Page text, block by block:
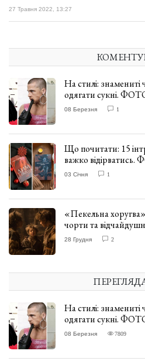
27 Травня 2022, 13:27
На стилі: знамениті
одягати сукні.
08 Березня 1
Що почитати: 15
важко
03 Січня 1
«Пекельна
чорти та
ВІДГУК
28 Грудня 2
На стилі: знамениті
одягати сукні.
08 Березня 7809